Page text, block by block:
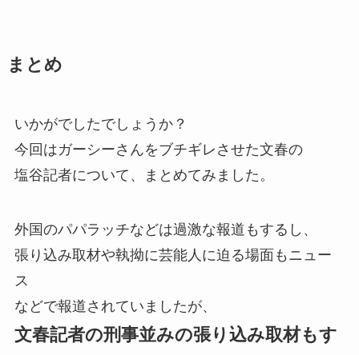
まとめ
いかがでしたでしょうか？
今回はガーシーさんをブチギレさせた文春の
塩谷記者について、まとめてみました。
外国のパパラッチなどは過激な報道もするし、
張り込み取材や執拗に芸能人に迫る場面もニュー
ス
などで報道されていましたが、
文春記者の刑事並みの張り込み取材もす